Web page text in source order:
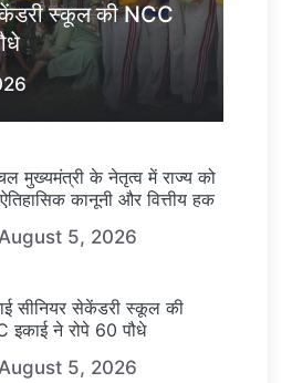
स्कूल की NCC
मुख्यमंत्री के नेतृत्व में राज्य को
कानूनी और वित्तीय हक
5, 2026
सीनियर सेकेंडरी स्कूल की
इकाई ने रोपे 60 पौधे
5, 2026